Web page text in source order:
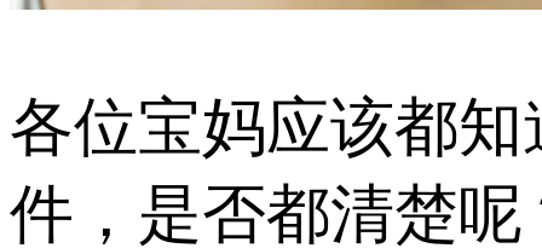
各位宝妈应该都
件，是否都清楚